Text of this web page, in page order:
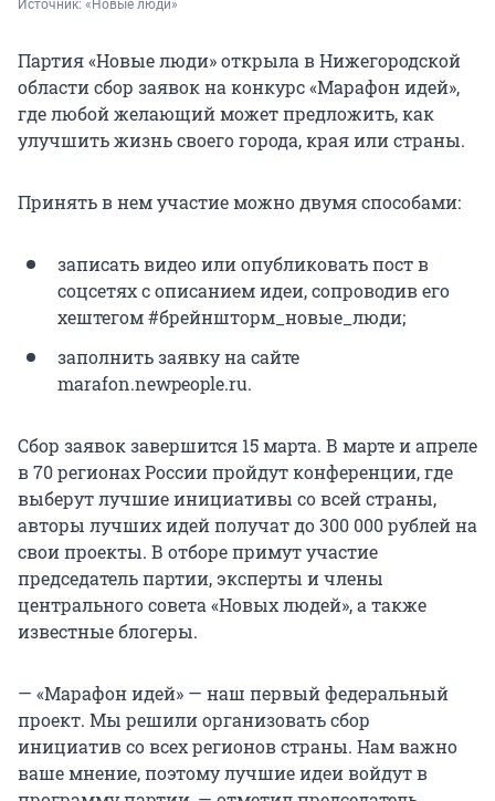
Источник: «Новые люди»
Партия «Новые люди» открыла в Нижегородской
области сбор заявок на конкурс «Марафон идей»,
где любой желающий может предложить, как
улучшить жизнь своего города, края или страны.
Принять в нем участие можно двумя способами:
записать видео или опубликовать пост в
соцсетях с описанием идеи, сопроводив его
хештегом #брейншторм_новые_люди;
заполнить заявку на сайте
marafon.newpeople.ru.
Сбор заявок завершится 15 марта. В марте и апреле
в 70 регионах России пройдут конференции, где
выберут лучшие инициативы со всей страны,
авторы лучших идей получат до 300 000 рублей на
свои проекты. В отборе примут участие
председатель партии, эксперты и члены
центрального совета «Новых людей», а также
известные блогеры.
— «Марафон идей» — наш первый федеральный
проект. Мы решили организовать сбор
инициатив со всех регионов страны. Нам важно
ваше мнение, поэтому лучшие идеи войдут в